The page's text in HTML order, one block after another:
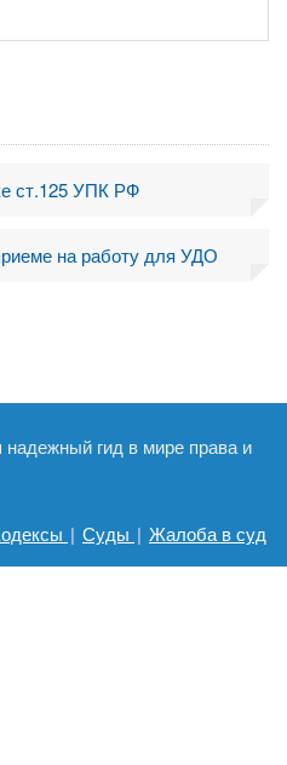
ст.125 УПК РФ
на работу для УДО
гид в мире права и
| Суды | Жалоба в суд